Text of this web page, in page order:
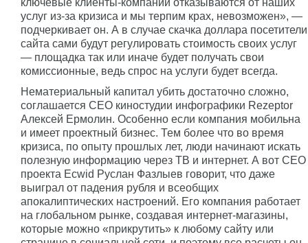
ключевые клиенты-компании отказываются от наших
услуг из-за кризиса и мы терпим крах, невозможен», —
подчеркивает он. А в случае скачка доллара посетители
сайта сами будут регулировать стоимость своих услуг
— площадка так или иначе будет получать свои
комиссионные, ведь спрос на услуги будет всегда.
Нематериальный капитал убить достаточно сложно,
соглашается СЕО киностудии инфографики Rezeptor
Алексей Ермолин. Особенно если компания мобильна
и имеет проектный бизнес. Тем более что во время
кризиса, по опыту прошлых лет, люди начинают искать
полезную информацию через ТВ и интернет. А вот CEO
проекта Ecwid Руслан Фазлыев говорит, что даже
выиграл от падения рубля и всеобщих
апокалиптических настроений. Его компания работает
на глобальном рынке, создавая интернет-магазины,
которые можно «прикрутить» к любому сайту или